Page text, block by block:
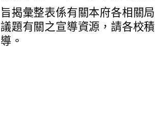
旨揭彙整表係有關本府各相關
議題有關之宣導資源，請各校
導。